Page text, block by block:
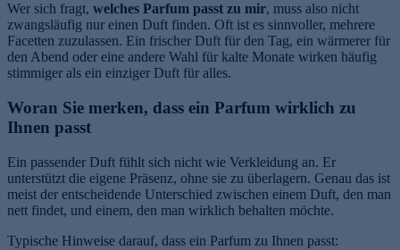
Wer sich fragt, welches Parfum passt zu mir, muss also nicht
zwangsläufig nur einen Duft finden. Oft ist es sinnvoller, mehrere
Facetten zuzulassen. Ein frischer Duft für den Tag, ein wärmerer für
den Abend oder eine andere Wahl für kalte Monate wirken häufig
stimmiger als ein einziger Duft für alles.
Woran Sie merken, dass ein Parfum wirklich zu
Ihnen passt
Ein passender Duft fühlt sich nicht wie Verkleidung an. Er
unterstützt die eigene Präsenz, ohne sie zu überlagern. Genau das ist
meist der entscheidende Unterschied zwischen einem Duft, den man
nett findet, und einem, den man wirklich behalten möchte.
Typische Hinweise darauf, dass ein Parfum zu Ihnen passt: